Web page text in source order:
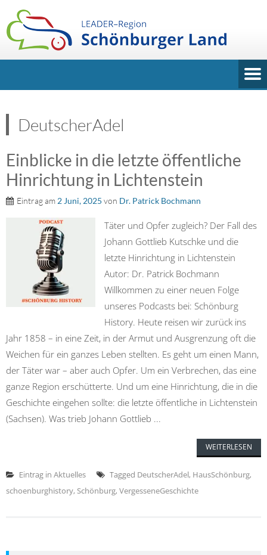
DeutscherAdel
Einblicke in die letzte öffentliche
Hinrichtung in Lichtenstein
Eintrag am 2 Juni, 2025 von Dr. Patrick Bochmann
Täter und Opfer zugleich? Der Fall des
Johann Gottlieb Kutschke und die
letzte Hinrichtung in Lichtenstein
Autor: Dr. Patrick Bochmann
Willkommen zu einer neuen Folge
unseres Podcasts bei: Schönburg
History. Heute reisen wir zurück ins
Jahr 1858 – in eine Zeit, in der Armut und Ausgrenzung oft die
Weichen für ein ganzes Leben stellten. Es geht um einen Mann,
der Täter war – aber auch Opfer. Um ein Verbrechen, das eine
ganze Region erschütterte. Und um eine Hinrichtung, die in die
Geschichte eingehen sollte: die letzte öffentliche in Lichtenstein
(Sachsen). Was trieb Johann Gottlieb ...
WEITERLESEN
Eintrag in Aktuelles Tagged DeutscherAdel, HausSchönburg,
schoenburghistory, Schönburg, VergesseneGeschichte